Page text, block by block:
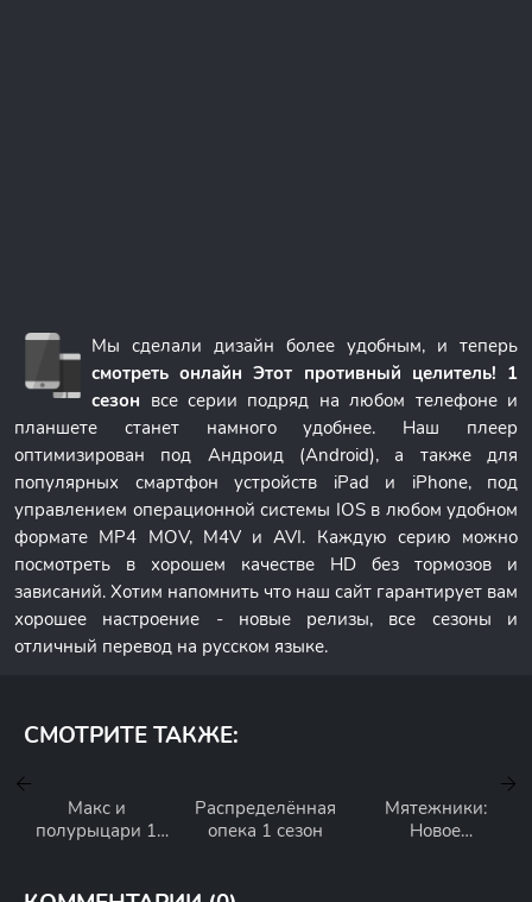
Мы сделали дизайн более удобным, и теперь
смотреть онлайн Этот противный целитель! 1
сезон все серии подряд на любом телефоне и
планшете станет намного удобнее. Наш плеер
оптимизирован под Андроид (Android), а также для
популярных смартфон устройств iPad и iPhone, под
управлением операционной системы IOS в любом удобном
формате MP4 MOV, M4V и AVI. Каждую серию можно
посмотреть в хорошем качестве HD без тормозов и
зависаний. Хотим напомнить что наш сайт гарантирует вам
хорошее настроение - новые релизы, все сезоны и
отличный перевод на русском языке.
СМОТРИТЕ ТАКЖЕ:
Макс и
полурыцари 1
Распределённая
опека 1 сезон
Мятежники:
Новое